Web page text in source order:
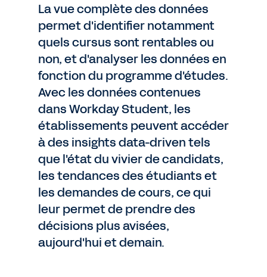
La vue complète des données
permet d'identifier notamment
quels cursus sont rentables ou
non, et d'analyser les données en
fonction du programme d'études.
Avec les données contenues
dans Workday Student, les
établissements peuvent accéder
à des insights data-driven tels
que l'état du vivier de candidats,
les tendances des étudiants et
les demandes de cours, ce qui
leur permet de prendre des
décisions plus avisées,
aujourd'hui et demain.